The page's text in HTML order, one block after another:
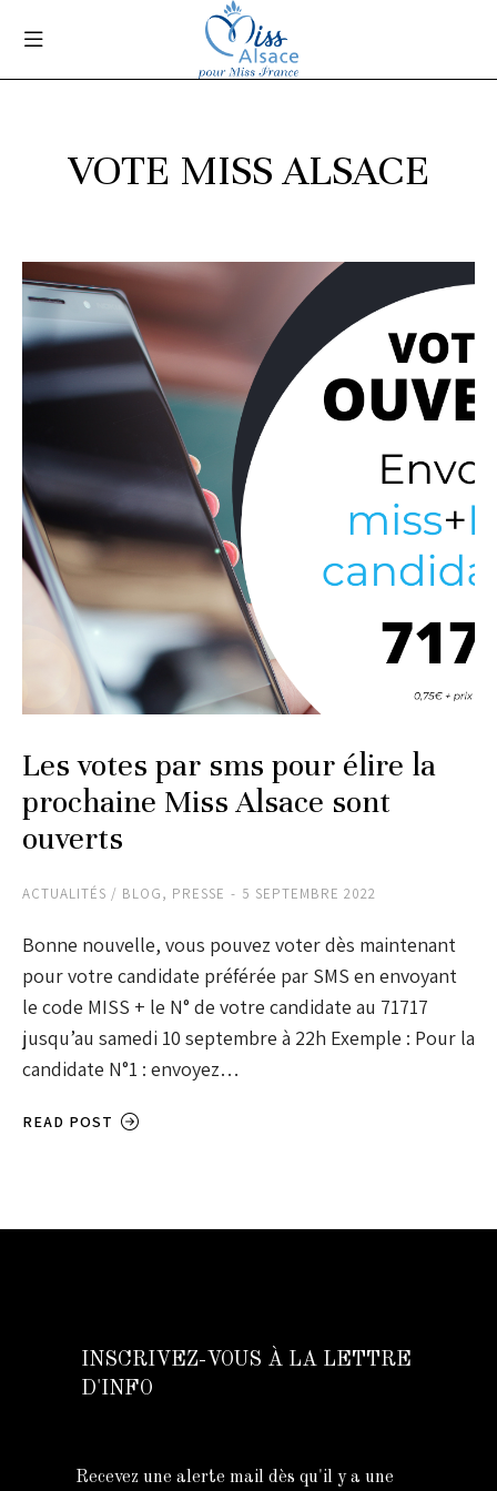
VOTE MISS ALSACE
Les votes par sms pour élire la
prochaine Miss Alsace sont
ouverts
ACTUALITÉS / BLOG, PRESSE 5 SEPTEMBRE 2022
Bonne nouvelle, vous pouvez voter dès maintenant
pour votre candidate préférée par SMS en envoyant
le code MISS + le N° de votre candidate au 71717
jusqu’au samedi 10 septembre à 22h Exemple : Pour la
candidate N°1 : envoyez…
READ POST
INSCRIVEZ-VOUS À LA LETTRE
D'INFO
Recevez une alerte mail dès qu'il y a une